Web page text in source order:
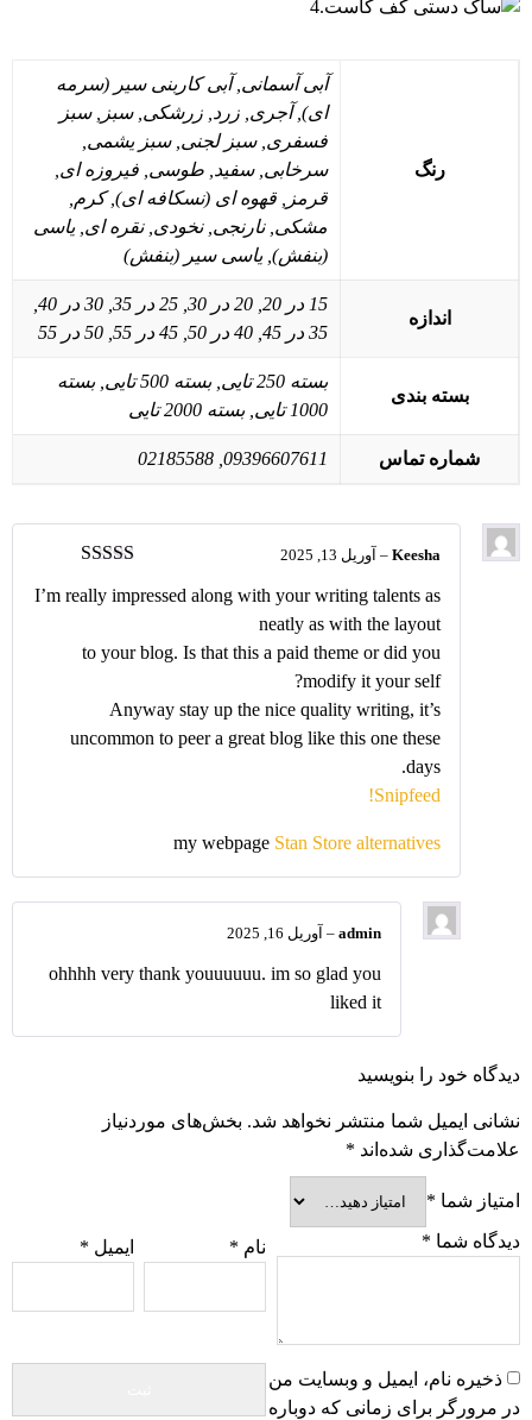
رنگ
آبی آسمانی, آبی کاربنی سیر (سرمه
ای), آجری, زرد, زرشکی, سبز, سبز
فسفری, سبز لجنی, سبز یشمی,
سرخابی, سفید, طوسی, فیروزه ای,
قرمز, قهوه ای (نسکافه ای), کرم,
مشکی, نارنجی, نخودی, نقره ای, یاسی
(بنفش), یاسی سیر (بنفش)
اندازه
35 در 45, 40 در 50, 45 در 55, 50 در 55
بسته بندی
بسته 250 تایی, بسته 500 تایی, بسته
1000 تایی, بسته 2000 تایی
شماره تماس 09396607611, 02185588
Keesha
– آوریل 13, 2025
I’m really impressed along with your writing talents as
neatly as with the layout
to your blog. Is that this a paid theme or did you
modify it your self?
Anyway stay up the nice quality writing, it’s
uncommon to peer a great blog like this one these
days.
Snipfeed
!
my webpage Stan Store alternatives
admin
– آوریل 16, 2025
ohhhh very thank youuuuuu. im so glad you
liked it
دیدگاه خود را بنویسید
نشانی ایمیل شما منتشر نخواهد شد. بخش‌های موردنیاز
علامت‌گذاری شده‌اند *
امتیاز شما *
دیدگاه شما * نام * ایمیل *
ذخیره نام، ایمیل و وبسایت من
در مرورگر برای زمانی که دوباره